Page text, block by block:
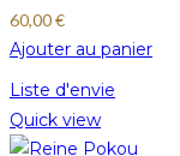
60,00€
Ajouter au panier
Liste d'envie
Quick view